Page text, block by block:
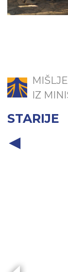
IZ
STARIJE